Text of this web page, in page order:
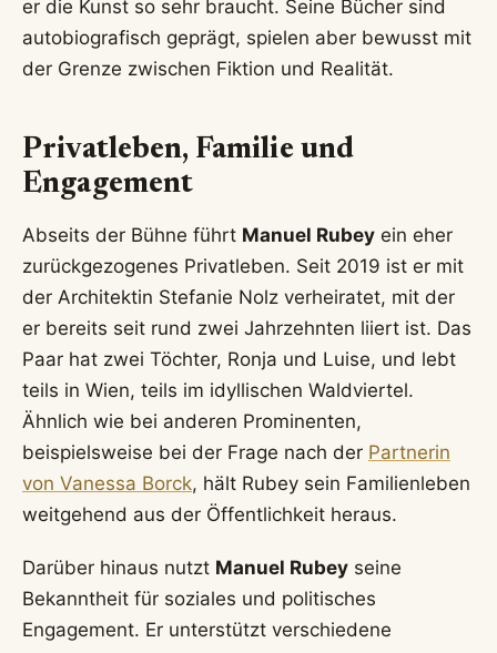
österreichischen Films könnte auch der Action-
Thriller„In The Grey“ interessant sein, der
ebenfalls eine spannende Handlung verspricht.
Der Autor Manuel Rubey:
Bücher und Themen
Neben Schauspiel, Musik und Kabarett hat sich
Manuel Rubeyauch als Autor etabliert. Sein
erstes Buch „Einmal noch schlafen, dann ist
morgen“ erschien 2020 und wurde zum Bestseller.
Darin gewährt er persönliche Einblicke in sein
Leben, seine Gedanken und Selbstzweifel. Mit
feiner Beobachtungsgabe und einer Mischung aus
Humor und Nachdenklichkeit behandelt er
Themen, die viele Menschen beschäftigen.
2022. Auch hier nimmt er die Leser mit auf eine
Reise durch seine Gedankenwelt, philosophiert
über den Erfolg, den Neid und die Frage, warum